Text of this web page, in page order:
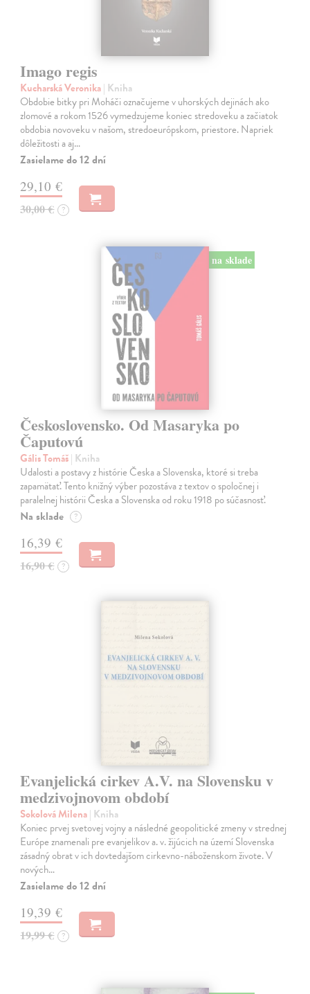
Imago regis
Kucharská Veronika| Kniha
Obdobie bitky pri Moháči označujeme v uhorských dejinách ako
zlomové a rokom 1526 vymedzujeme koniec stredoveku a začiatok
obdobia novoveku v našom, stredoeurópskom, priestore. Napriek
dôležitosti a aj…
Zasielame do 12 dní
29,10 €
30,00 € ?
na sklade
Československo. Od Masaryka po
Čaputovú
Gális Tomáš| Kniha
Udalosti a postavy z histórie Česka a Slovenska, ktoré si treba
zapamätať. Tento knižný výber pozostáva z textov o spoločnej i
paralelnej histórii Česka a Slovenska od roku 1918 po súčasnosť.
Na sklade ?
16,39 €
16,90 € ?
Evanjelická cirkev A.V. na Slovensku v
medzivojnovom období
Sokolová Milena| Kniha
Koniec prvej svetovej vojny a následné geopolitické zmeny v strednej
Európe znamenali pre evanjelikov a. v. žijúcich na území Slovenska
zásadný obrat v ich dovtedajšom cirkevno-náboženskom živote. V
nových…
Zasielame do 12 dní
19,39 €
19,99 € ?